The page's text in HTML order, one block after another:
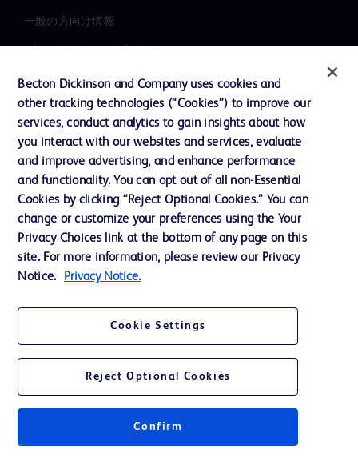
一般の方向け情報
プレスリリース / お知らせ
インクルージョン、ダイバー
シティ ＆ エクイティ
投資家向け情報（英語）
会社案内
お問い合わせ
Cookie Preferences
プライバシーポリシー
© 2026 BD. All rights reserved. BD and the BD Logo are trademarks of
Becton, Dickinson and Company. All other trademarks are the property of
Becton Dickinson and Company uses cookies and
other tracking technologies (“Cookies”) to improve our
services, conduct analytics to gain insights about how
you interact with our websites and services, evaluate
and improve advertising, and enhance performance
and functionality. You can opt out of all non-Essential
Cookies by clicking “Reject Optional Cookies.” You can
change or customize your preferences using the Your
Privacy Choices link at the bottom of any page on this
site. For more information, please review our Privacy
Notice.
Privacy Notice.
Cookie Settings
Reject Optional Cookies
Confirm